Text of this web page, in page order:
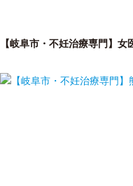
【岐阜市・不妊治療専門】